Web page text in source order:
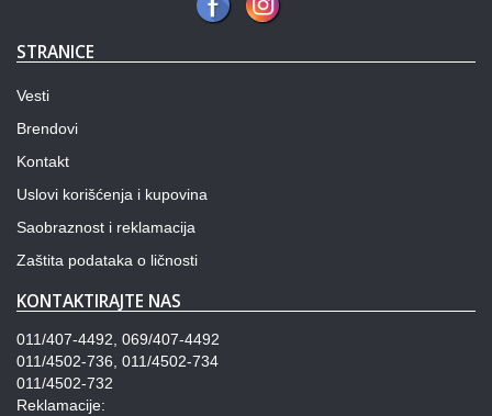
STRANICE
Vesti
Brendovi
Kontakt
Uslovi korišćenja i kupovina
Saobraznost i reklamacija
Zaštita podataka o ličnosti
KONTAKTIRAJTE NAS
011/407-4492, 069/407-4492
011/4502-736, 011/4502-734
011/4502-732
Reklamacije: